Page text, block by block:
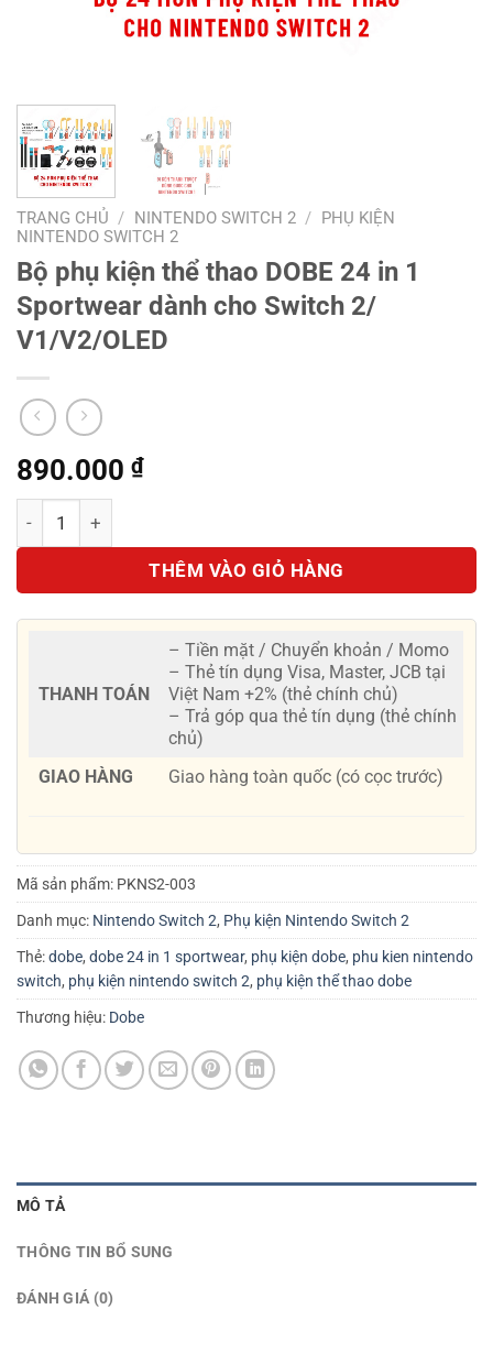
TRANG CHỦ / NINTENDO SWITCH 2 / PHỤ KIỆN
NINTENDO SWITCH 2
Bộ phụ kiện thể thao DOBE 24 in 1
Sportwear dành cho Switch 2/
V1/V2/OLED
890.000 ₫
Bộ phụ kiện thể thao DOBE 24 in 1 Sportwear dành cho
THÊM VÀO GIỎ HÀNG
THANH TOÁN
– Tiền mặt / Chuyển khoản / Momo
– Thẻ tín dụng Visa, Master, JCB tại
Việt Nam +2% (thẻ chính chủ)
– Trả góp qua thẻ tín dụng (thẻ chính
chủ)
GIAO HÀNG
Giao hàng toàn quốc (có cọc trước)
Mã sản phẩm: PKNS2-003
Danh mục: Nintendo Switch 2, Phụ kiện Nintendo Switch 2
Thẻ:dobe, dobe 24 in 1 sportwear, phụ kiện dobe, phu kien nintendo
switch, phụ kiện nintendo switch 2, phụ kiện thể thao dobe
Thương hiệu: Dobe
MÔ TẢ
THÔNG TIN BỔ SUNG
ĐÁNH GIÁ (0)